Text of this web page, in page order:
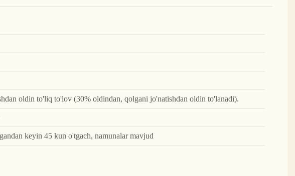
oldin to'liq to'lov (30% oldindan, qolgani jo'natishdan oldin to'lanadi).
keyin 45 kun o'tgach, namunalar mavjud